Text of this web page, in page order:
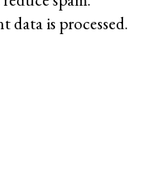
data is processed.